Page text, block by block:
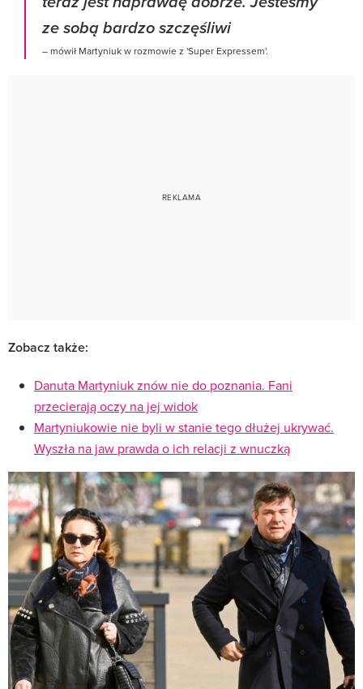
ze sobą bardzo szczęśliwi
– mówił Martyniuk w rozmowie z 'Super Expressem'.
Zobacz także:
Danuta Martyniuk znów nie do poznania. Fani
przecierają oczy na jej widok
Martyniukowie nie byli w stanie tego dłużej ukrywać.
Wyszła na jaw prawda o ich relacji z wnuczką